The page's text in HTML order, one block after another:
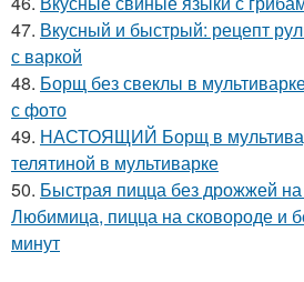
47. Вкусный и быстрый: рецепт
с варкой
48. Борщ без свеклы в
с фото
49. НАСТОЯЩИЙ Борщ в
телятиной в мультиварке
50. Быстрая пицца без дрожжей на
Любимица, пицца на сковороде и
минут